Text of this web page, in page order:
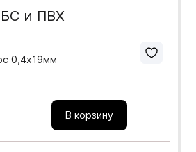
и ПВХ
0,4х19мм
В корзину